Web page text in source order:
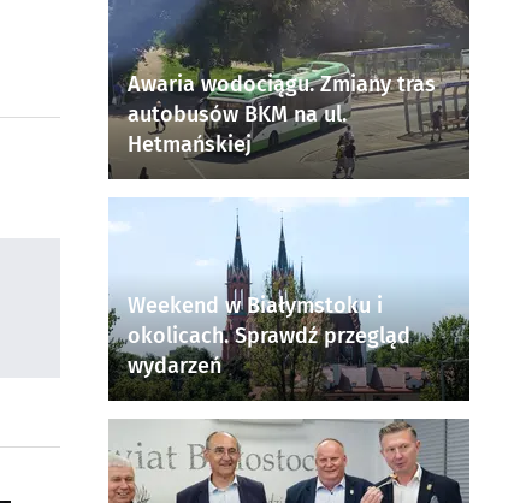
Awaria wodociągu. Zmiany tras
autobusów BKM na ul.
Hetmańskiej
Weekend w Białymstoku i
okolicach. Sprawdź przegląd
wydarzeń